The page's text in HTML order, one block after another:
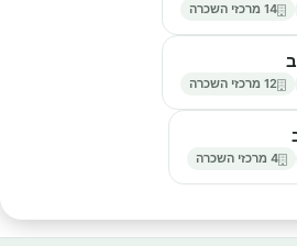
14 מרכזי השכרה
12 מרכזי השכרה
4 מרכזי השכרה